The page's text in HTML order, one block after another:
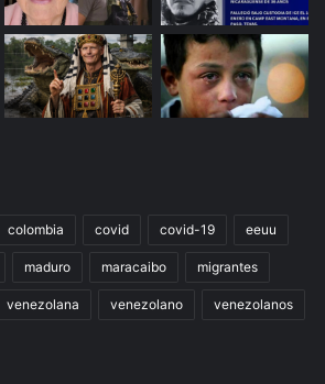
colombia covid covid-19 eeuu
maduro maracaibo migrantes
venezolana venezolano venezolanos